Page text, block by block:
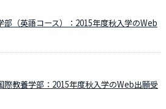
（英語コース）：2015年度秋入学のWeb
際教養学部：2015年度秋入学のWeb出願受